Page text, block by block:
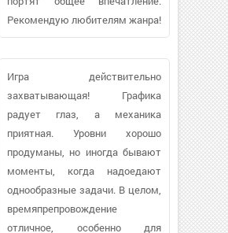
Рекомендую любителям жанра!
Игра действительно
захватывающая! Графика
радует глаз, а механика
приятная. Уровни хорошо
продуманы, но иногда бывают
моменты, когда надоедают
однообразные задачи. В целом,
времяпрепровождение
отличное, особенно для